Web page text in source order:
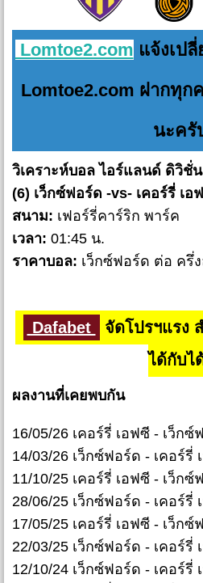
Lomtoe2.com แจ้งเป
Lomtoe2.com ฝากทุก
นะครั
วิเคราะห์บอล ไอร์แลนด์ ดิวิชั่
(6) เว็กซ์ฟอร์ด -vs- เคอร์รี่ เอ
สนาม: เฟอร์รี่คาร์ริก พาร์ค
เวลา: 01:45 น.
ราคาบอล: เว็กซ์ฟอร์ด ต่อ ครึ่
Dafabet
จัดโปรฯแรง
ได้กับไ
ผลงานที่เคยพบกัน
16/05/26 เคอร์รี่ เอฟซี - เว็กซ์
14/03/26 เว็กซ์ฟอร์ด - เคอร์รี่
11/10/25 เคอร์รี่ เอฟซี - เว็กซ์
28/06/25 เว็กซ์ฟอร์ด - เคอร์รี่
17/05/25 เคอร์รี่ เอฟซี - เว็กซ์
22/03/25 เว็กซ์ฟอร์ด - เคอร์รี่
12/10/24 เว็กซ์ฟอร์ด - เคอร์รี่